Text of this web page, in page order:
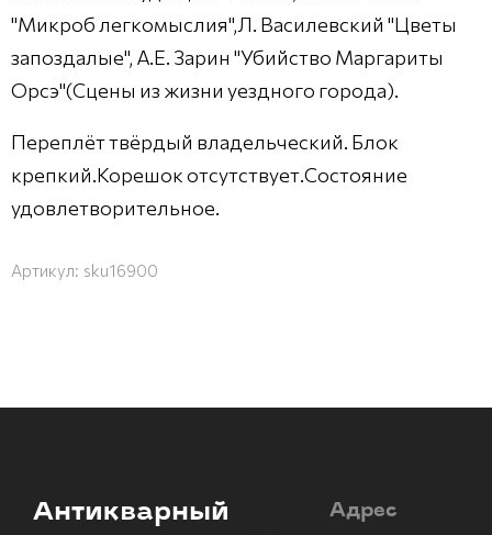
"Микроб легкомыслия",Л. Василевский "Цветы
запоздалые", А.Е. Зарин "Убийство Маргариты
Орсэ"(Сцены из жизни уездного города).
Переплёт твёрдый владельческий. Блок
крепкий.Корешок отсутствует.Состояние
удовлетворительное.
Артикул: sku16900
Антикварный
Адрес